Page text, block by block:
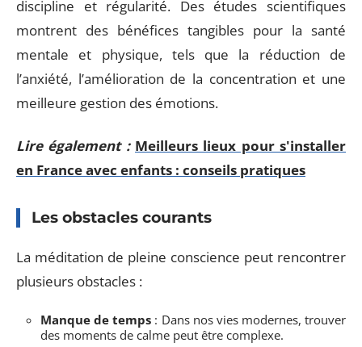
discipline et régularité. Des études scientifiques
montrent des bénéfices tangibles pour la santé
mentale et physique, tels que la réduction de
l’anxiété, l’amélioration de la concentration et une
meilleure gestion des émotions.
Lire également : Meilleurs lieux pour s'installer
en France avec enfants : conseils pratiques
Les obstacles courants
La méditation de pleine conscience peut rencontrer
plusieurs obstacles :
Manque de temps : Dans nos vies modernes, trouver
des moments de calme peut être complexe.